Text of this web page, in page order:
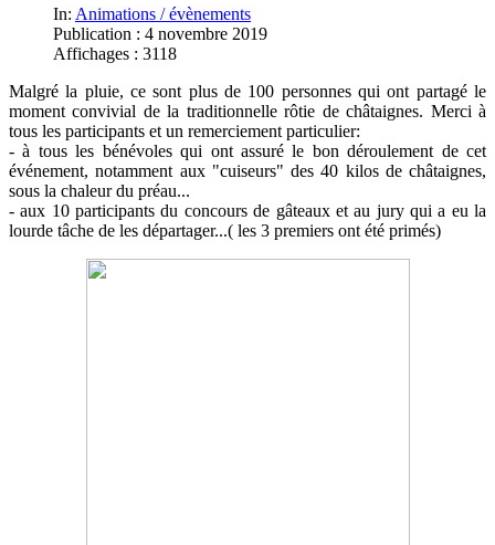
In: Animations / évènements
Publication : 4 novembre 2019
Affichages : 3118
Malgré la pluie, ce sont plus de 100 personnes qui ont partagé le
moment convivial de la traditionnelle rôtie de châtaignes. Merci à
tous les participants et un remerciement particulier:
- à tous les bénévoles qui ont assuré le bon déroulement de cet
événement, notamment aux "cuiseurs" des 40 kilos de châtaignes,
sous la chaleur du préau...
- aux 10 participants du concours de gâteaux et au jury qui a eu la
lourde tâche de les départager...( les 3 premiers ont été primés)